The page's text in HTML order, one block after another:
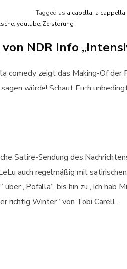
Tagged as a capella, a cappella,
, youtube, Zerstörung
NDR Info
comedy zeigt das Making-Of der
würde! Schaut Euch
Satire-Sendung des
auch regelmäßig mit
über „Pofalla“, bis hin zu „Ich
richtig Winter“ von Tobi Carell.